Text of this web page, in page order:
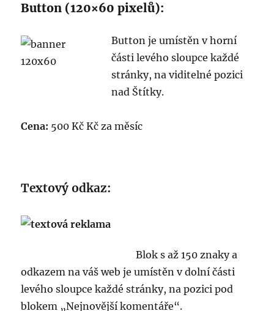
Button (120×60 pixelů):
Button je umístěn v horní
části levého sloupce každé
stránky, na viditelné pozici
nad Štítky.
Cena: 500 Kč Kč za měsíc
Textový odkaz:
Blok s až 150 znaky a
odkazem na váš web je umístěn v dolní části
levého sloupce každé stránky, na pozici pod
blokem „Nejnovější komentáře“.